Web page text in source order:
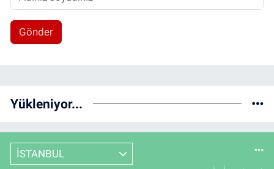
Gönder
Yükleniyor...
İSTANBUL